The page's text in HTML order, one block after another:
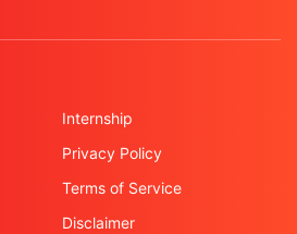
Internship
Privacy Policy
Terms of Service
Disclaimer